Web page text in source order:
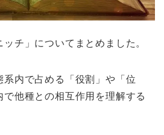
チ」についてまとめました。
系内で占める「役割」や「位
他種との相互作用を理解する